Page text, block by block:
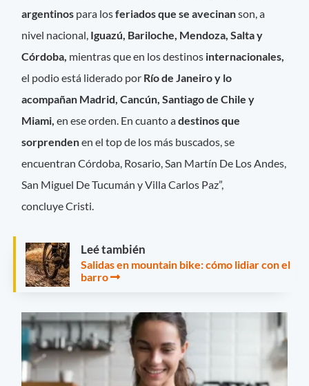
argentinos para losferiados que se avecinanson, a
nivel nacional, Iguazú, Bariloche, Mendoza, Salta y
Córdoba, mientras que en los destinos internacionales,
el podio está liderado por Río de Janeiro y lo
acompañan Madrid, Cancún, Santiago de Chile y
Miami, en ese orden. En cuanto adestinos que
sorprendenen el top de los más buscados, se
encuentran Córdoba, Rosario, San Martín De Los Andes,
San Miguel De Tucumán y Villa Carlos Paz”,
concluye Cristi.
Leé también
Salidas en mountain bike: cómo lidiar con el
barro